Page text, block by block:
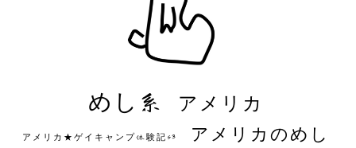
めし系 アメリカ
アメリカ★ゲイキャンプ体験記S3 アメリカのめし